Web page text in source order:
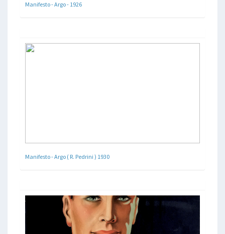
Manifesto - Argo - 1926
Manifesto - Argo ( R. Pedrini ) 1930